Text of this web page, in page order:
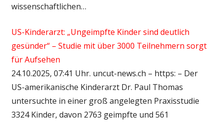
wissenschaftlichen…
US-Kinderarzt: „Ungeimpfte Kinder sind deutlich
gesünder“ – Studie mit über 3000 Teilnehmern sorgt
für Aufsehen
24.10.2025, 07:41 Uhr. uncut-news.ch – https: – Der
US-amerikanische Kinderarzt Dr. Paul Thomas
untersuchte in einer groß angelegten Praxisstudie
3324 Kinder, davon 2763 geimpfte und 561